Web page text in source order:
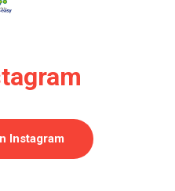
Instagram